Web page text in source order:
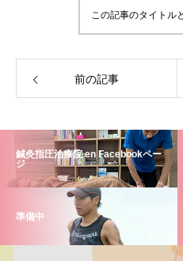
この記事のタイトル
前の記事
鍼灸指圧治療院 en Facebookペー
ジ
準備中